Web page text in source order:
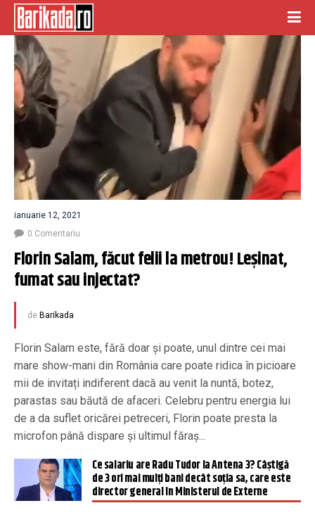
ianuarie 12, 2021
0 Comentariu
Florin Salam, făcut felii la metrou! Leşinat,
fumat sau injectat?
de Barikada
Florin Salam este, fără doar și poate, unul dintre cei mai
mare show-mani din România care poate ridica în picioare
mii de invitați indiferent dacă au venit la nuntă, botez,
parastas sau băută de afaceri. Celebru pentru energia lui
de a da suflet oricărei petreceri, Florin poate presta la
microfon până dispare și ultimul făraș...
Ce salariu are Radu Tudor la Antena 3? Câștigă
de 3 ori mai mulți bani decât soția sa, care este
director general în Ministerul de Externe